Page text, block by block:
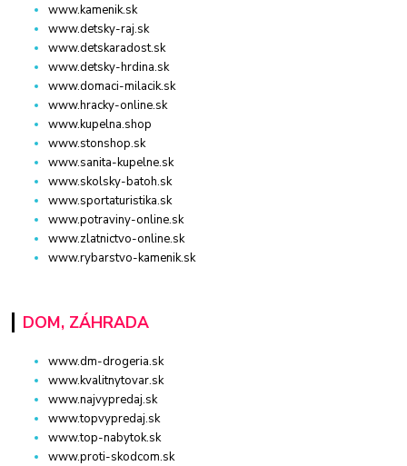
www.kamenik.sk
www.detsky-raj.sk
www.detskaradost.sk
www.detsky-hrdina.sk
www.domaci-milacik.sk
www.hracky-online.sk
www.kupelna.shop
www.stonshop.sk
www.sanita-kupelne.sk
www.skolsky-batoh.sk
www.sportaturistika.sk
www.potraviny-online.sk
www.zlatnictvo-online.sk
www.rybarstvo-kamenik.sk
DOM, ZÁHRADA
www.dm-drogeria.sk
www.kvalitnytovar.sk
www.najvypredaj.sk
www.topvypredaj.sk
www.top-nabytok.sk
www.proti-skodcom.sk